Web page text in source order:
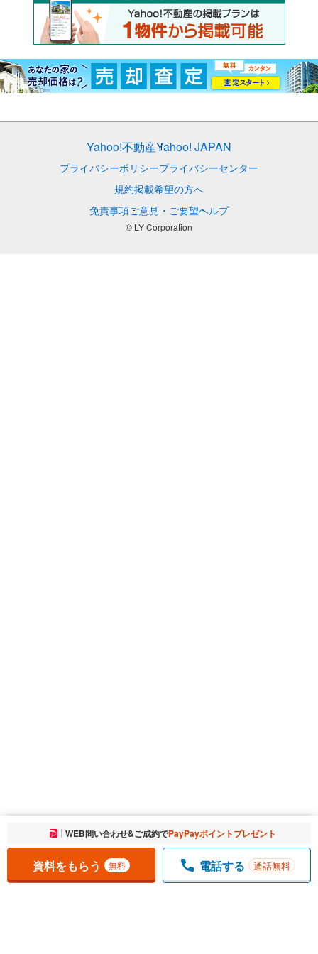
お気に入りに追加しました。 一覧を開く
WEB問い合わせ&ご成約でPayPayポイントプレゼント
資料をもらう 無料 電話する 通話無料
Yahoo!不動産Yahoo! JAPAN
プライバシーポリシープライバシーセンター
規約掲載希望の方へ
免責事項ご意見・ご要望ヘルプ
© LY Corporation